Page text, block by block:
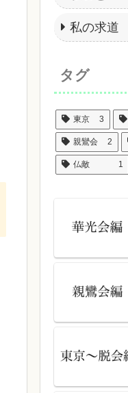
私の求道
タグ
東京 3
親鸞会 2
仏敵 1